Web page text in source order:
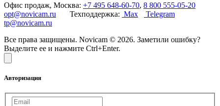
Офис продаж, Москва: +7 495 648-60-70, 8 800 555-05-20
opt@novicam.ru Техподдержка: Max
Telegram
tp@novicam.ru
Все права защищены. Novicam © 2026. Заметили ошибку?
Выделите ее и нажмите Ctrl+Enter.
Авторизация